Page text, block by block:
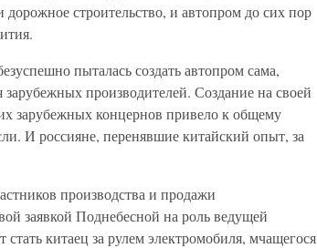
строительство, и автопром до сих пор
пыталась создать автопром сама,
производителей. Создание на своей
зарубежных концернов привело к общему
И россияне, перенявшие китайский опыт, за
производства и продажи
заявкой Поднебесной на роль ведущей
китаец за рулем электромобиля, мчащегося